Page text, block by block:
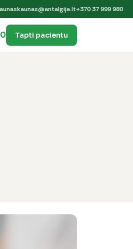
kaunas@antalgija.lt+370 37 999 980
Tapti pacientu